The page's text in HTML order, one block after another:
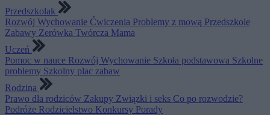
Przedszkolak
Rozwój Wychowanie Ćwiczenia Problemy z mową Przedszkole
Zabawy Zerówka Twórcza Mama
Uczeń
Pomoc w nauce Rozwój Wychowanie Szkoła podstawowa Szkolne
problemy Szkolny plac zabaw
Rodzina
Prawo dla rodziców Zakupy Związki i seks Co po rozwodzie?
Podróże Rodzicielstwo Konkursy Porady